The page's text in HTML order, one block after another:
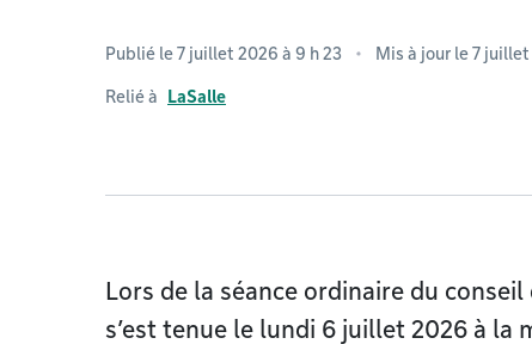
Publié le 7 juillet 2026 à 9 h 23 Mis à jour le 7
Relié à LaSalle
Lors de la séance ordinaire du
s’est tenue le lundi 6 juillet 2026 à la